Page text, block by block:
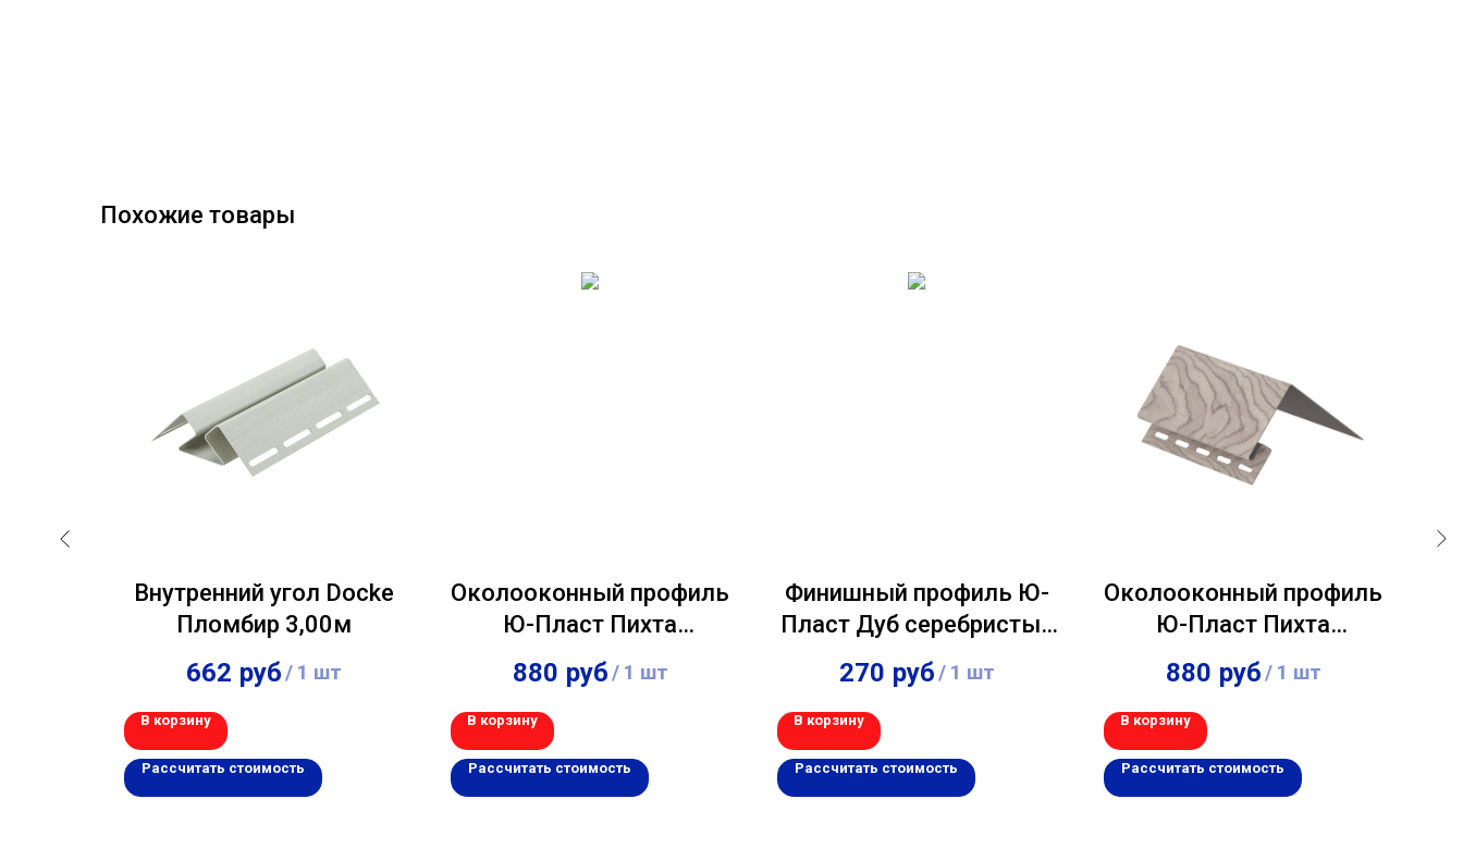
Похожие товары
Внутренний угол Docke
Пломбир 3,00м
662 руб/ 1 шт
В корзину
Рассчитать стоимость
Околооконный профиль
Ю-Пласт Пихта
камчатская 3,00м
880 руб/ 1 шт
В корзину
Рассчитать стоимость
Финишный профиль Ю-
Пласт Дуб серебристый
3,00м
270 руб/ 1 шт
В корзину
Рассчитать стоимость
Околооконный профиль
Ю-Пласт Пихта
сахалинская 3,00м
880 руб/ 1 шт
В корзину
Рассчитать стоимость